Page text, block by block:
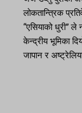
लोकतान्त्रिक
“एसियाको धुरी”
केन्द्रीय भूमिका
जापान र